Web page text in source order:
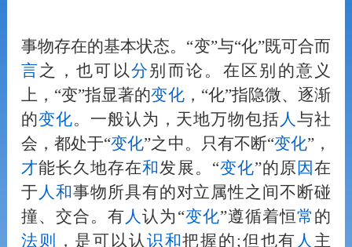
事物存在的基本状态。“变”与“化”既可合而
言之，也可以分别而论。在区别的意义
上，“变”指显著的变化，“化”指隐微、逐渐
的变化。一般认为，天地万物包括 人与社
会，都处于“变化”之中。只有不断“变化”，
才能长久地存在和 发展。“变化”的原 因在
于 人 和事物所具有的对立属性之间不断碰
撞、交合。有 人认为“变化”遵循着恒常 的
法则 ，是可以认 识和把握的;但也有 人 主